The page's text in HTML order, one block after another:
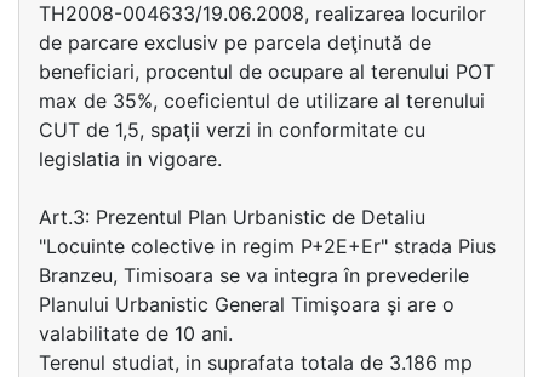
TH2008-004633/19.06.2008, realizarea locurilor
de parcare exclusiv pe parcela deţinută de
beneficiari, procentul de ocupare al terenului POT
max de 35%, coeficientul de utilizare al terenului
CUT de 1,5, spaţii verzi in conformitate cu
legislatia in vigoare.
Art.3: Prezentul Plan Urbanistic de Detaliu
"Locuinte colective in regim P+2E+Er" strada Pius
Branzeu, Timisoara se va integra în prevederile
Planului Urbanistic General Timişoara şi are o
valabilitate de 10 ani.
Terenul studiat, in suprafata totala de 3.186 mp